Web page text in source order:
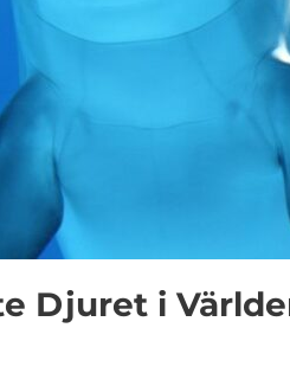
Djuret i